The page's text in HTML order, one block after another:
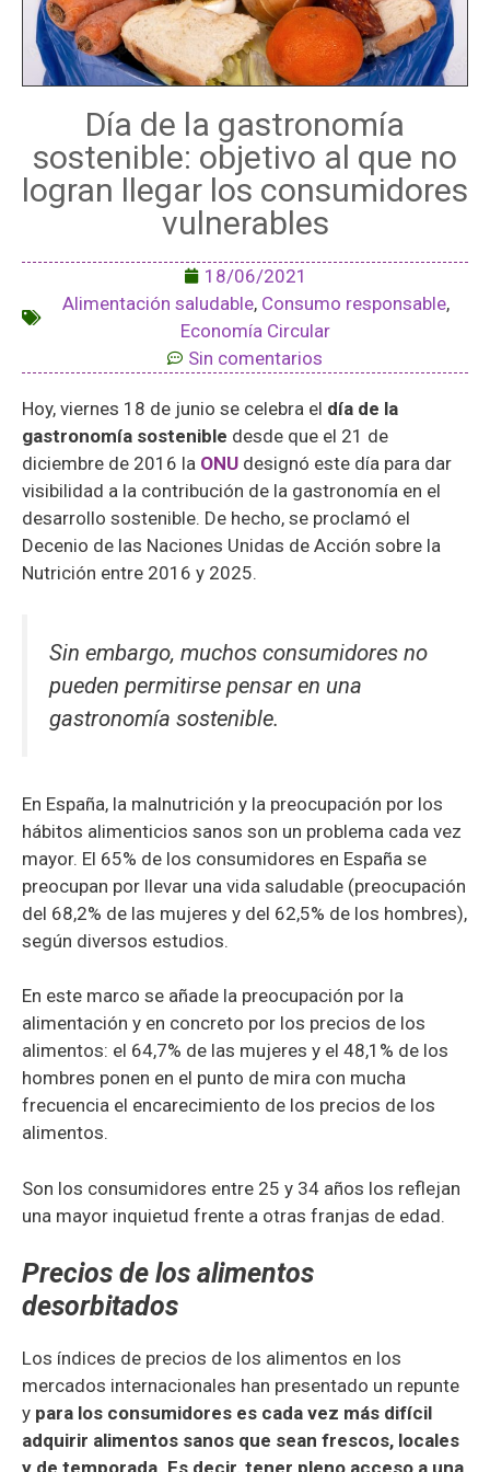
Día de la gastronomía
sostenible: objetivo al que no
logran llegar los consumidores
vulnerables
18/06/2021
Alimentación saludable, Consumo responsable,
Economía Circular
Sin comentarios
Hoy, viernes 18 de junio se celebra el día de la
gastronomía sostenible desde que el 21 de
diciembre de 2016 la ONU designó este día para dar
visibilidad a la contribución de la gastronomía en el
desarrollo sostenible. De hecho, se proclamó el
Decenio de las Naciones Unidas de Acción sobre la
Nutrición entre 2016 y 2025.
Sin embargo, muchos consumidores no
pueden permitirse pensar en una
gastronomía sostenible.
En España, la malnutrición y la preocupación por los
hábitos alimenticios sanos son un problema cada vez
mayor. El 65% de los consumidores en España se
preocupan por llevar una vida saludable (preocupación
del 68,2% de las mujeres y del 62,5% de los hombres),
según diversos estudios.
En este marco se añade la preocupación por la
alimentación y en concreto por los precios de los
alimentos: el 64,7% de las mujeres y el 48,1% de los
hombres ponen en el punto de mira con mucha
frecuencia el encarecimiento de los precios de los
alimentos.
Son los consumidores entre 25 y 34 años los reflejan
una mayor inquietud frente a otras franjas de edad.
Precios de los alimentos
desorbitados
Los índices de precios de los alimentos en los
mercados internacionales han presentado un repunte
y para los consumidores es cada vez más difícil
adquirir alimentos sanos que sean frescos, locales